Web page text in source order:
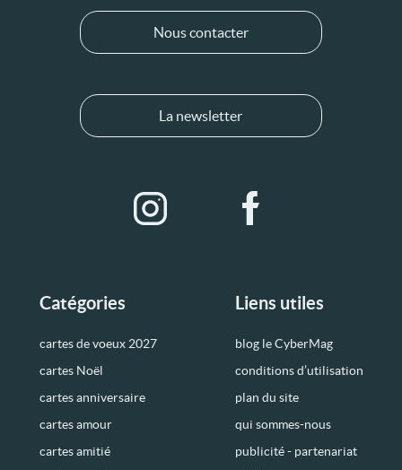
Catégories
cartes de voeux 2027
cartes Noël
cartes anniversaire
cartes amour
cartes amitié
Liens utiles
blog le CyberMag
conditions d’utilisation
plan du site
qui sommes-nous
publicité - partenariat
Nous contacter
La newsletter